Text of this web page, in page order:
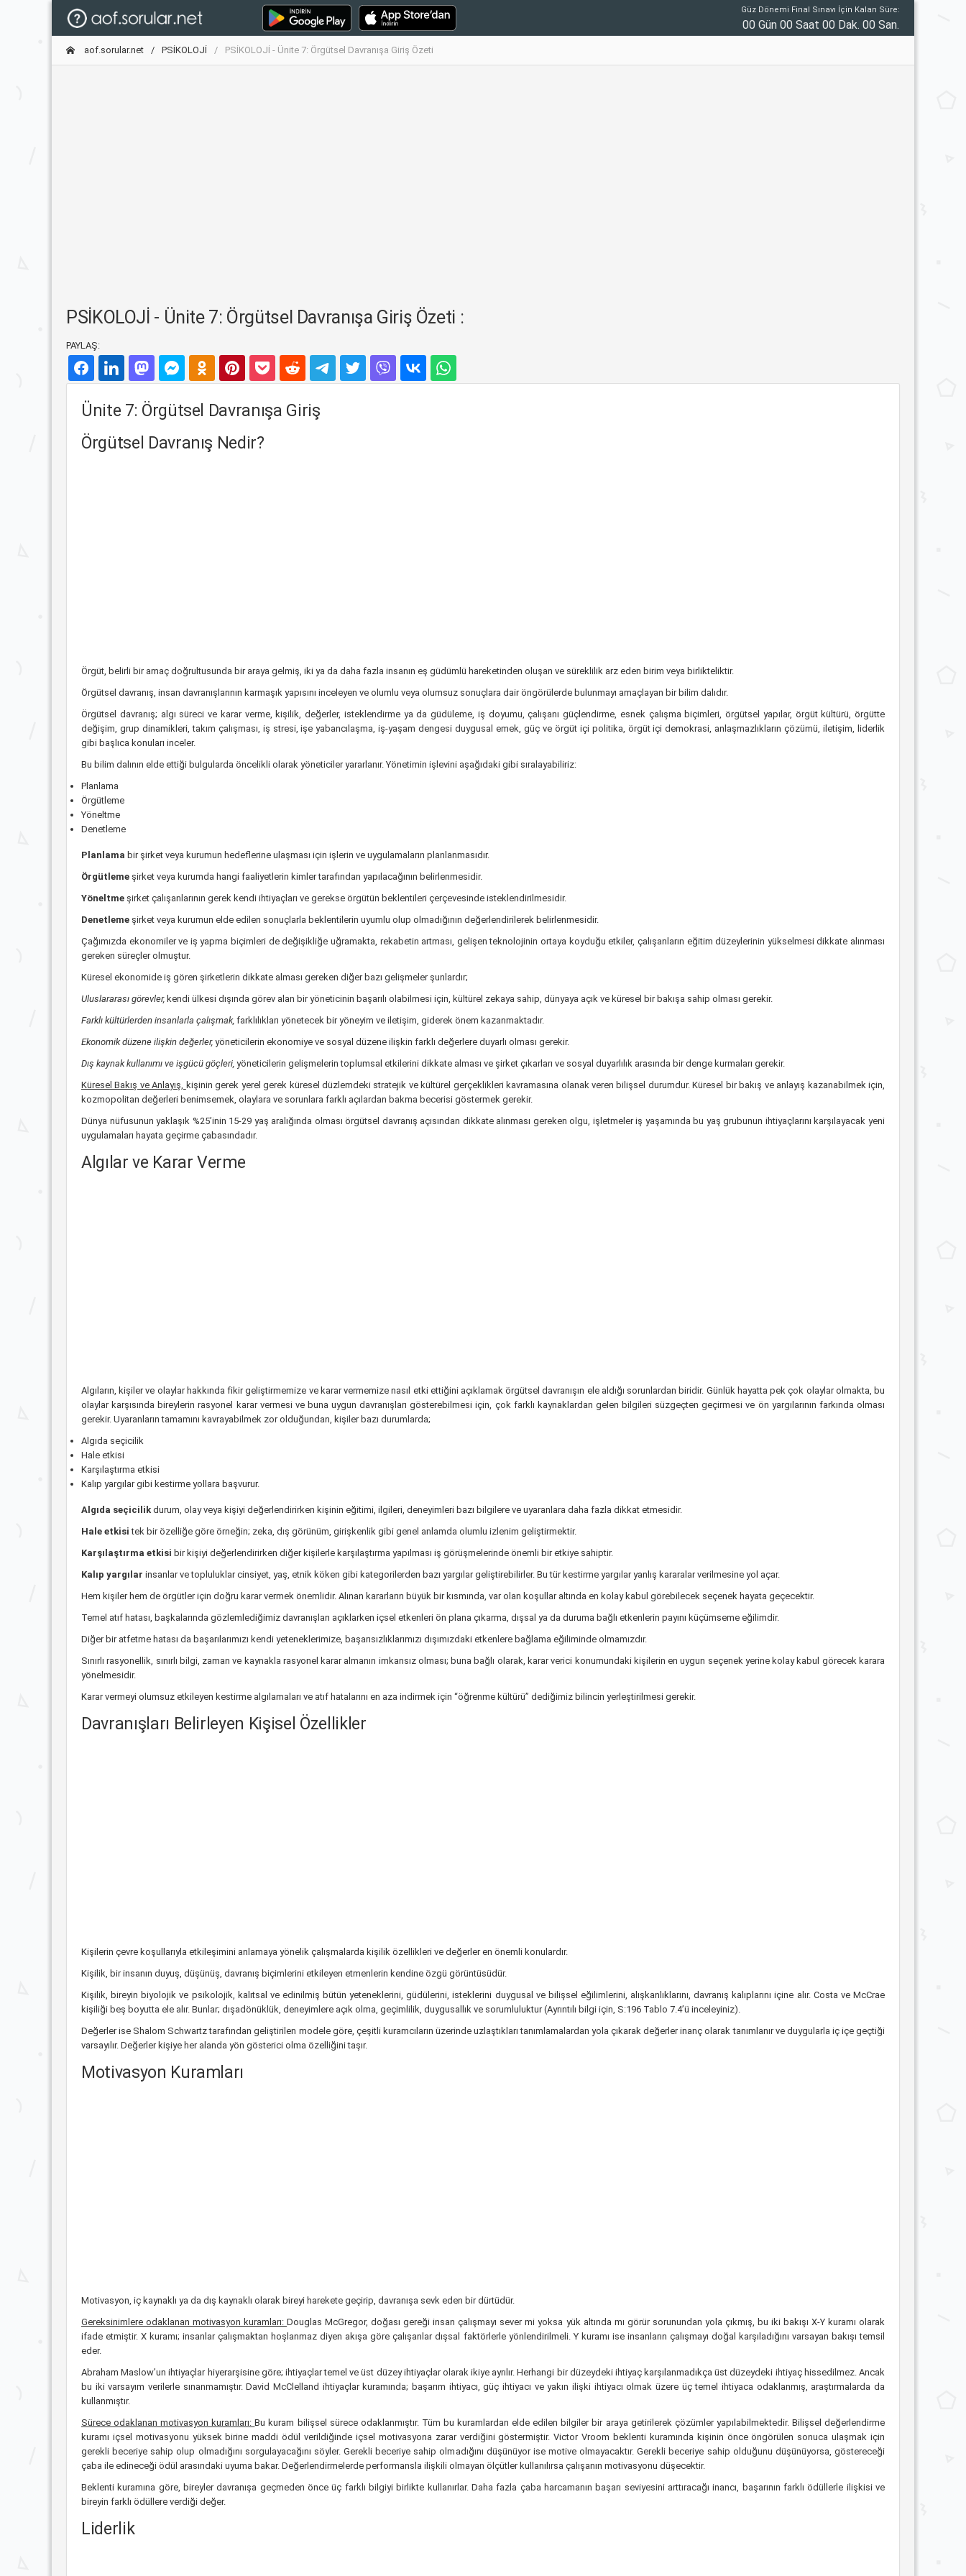
Güz Dönemi Final Sınavı İçin Kalan Süre:
00 Gün 00 Saat 00 Dak. 00 San.
aof.sorular.net PSİKOLOJİ PSİKOLOJİ - Ünite 7: Örgütsel Davranışa Giriş Özeti
PSİKOLOJİ - Ünite 7: Örgütsel Davranışa Giriş Özeti :
PAYLAŞ:
Ünite 7: Örgütsel Davranışa Giriş
Örgütsel Davranış Nedir?
Örgüt, belirli bir amaç doğrultusunda bir araya gelmiş, iki ya da daha fazla insanın eş güdümlü hareketinden oluşan ve süreklilik arz eden birim veya birlikteliktir.
Örgütsel davranış, insan davranışlarının karmaşık yapısını inceleyen ve olumlu veya olumsuz sonuçlara dair öngörülerde bulunmayı amaçlayan bir bilim dalıdır.
Örgütsel davranış; algı süreci ve karar verme, kişilik, değerler, isteklendirme ya da güdüleme, iş doyumu, çalışanı güçlendirme, esnek çalışma biçimleri, örgütsel yapılar, örgüt kültürü, örgütte
değişim, grup dinamikleri, takım çalışması, iş stresi, işe yabancılaşma, iş-yaşam dengesi duygusal emek, güç ve örgüt içi politika, örgüt içi demokrasi, anlaşmazlıkların çözümü, iletişim, liderlik
gibi başlıca konuları inceler.
Bu bilim dalının elde ettiği bulgularda öncelikli olarak yöneticiler yararlanır. Yönetimin işlevini aşağıdaki gibi sıralayabiliriz:
Planlama
Örgütleme
Yöneltme
Denetleme
Planlama bir şirket veya kurumun hedeflerine ulaşması için işlerin ve uygulamaların planlanmasıdır.
Örgütleme şirket veya kurumda hangi faaliyetlerin kimler tarafından yapılacağının belirlenmesidir.
Yöneltme şirket çalışanlarının gerek kendi ihtiyaçları ve gerekse örgütün beklentileri çerçevesinde isteklendirilmesidir.
Denetleme şirket veya kurumun elde edilen sonuçlarla beklentilerin uyumlu olup olmadığının değerlendirilerek belirlenmesidir.
Çağımızda ekonomiler ve iş yapma biçimleri de değişikliğe uğramakta, rekabetin artması, gelişen teknolojinin ortaya koyduğu etkiler, çalışanların eğitim düzeylerinin yükselmesi dikkate alınması
gereken süreçler olmuştur.
Küresel ekonomide iş gören şirketlerin dikkate alması gereken diğer bazı gelişmeler şunlardır;
Uluslararası görevler, kendi ülkesi dışında görev alan bir yöneticinin başarılı olabilmesi için, kültürel zekaya sahip, dünyaya açık ve küresel bir bakışa sahip olması gerekir.
Farklı kültürlerden insanlarla çalışmak, farklılıkları yönetecek bir yöneyim ve iletişim, giderek önem kazanmaktadır.
Ekonomik düzene ilişkin değerler, yöneticilerin ekonomiye ve sosyal düzene ilişkin farklı değerlere duyarlı olması gerekir.
Dış kaynak kullanımı ve işgücü göçleri, yöneticilerin gelişmelerin toplumsal etkilerini dikkate alması ve şirket çıkarları ve sosyal duyarlılık arasında bir denge kurmaları gerekir.
Küresel Bakış ve Anlayış, kişinin gerek yerel gerek küresel düzlemdeki stratejik ve kültürel gerçeklikleri kavramasına olanak veren bilişsel durumdur. Küresel bir bakış ve anlayış kazanabilmek için,
kozmopolitan değerleri benimsemek, olaylara ve sorunlara farklı açılardan bakma becerisi göstermek gerekir.
Dünya nüfusunun yaklaşık %25’inin 15-29 yaş aralığında olması örgütsel davranış açısından dikkate alınması gereken olgu, işletmeler iş yaşamında bu yaş grubunun ihtiyaçlarını karşılayacak yeni
uygulamaları hayata geçirme çabasındadır.
Algılar ve Karar Verme
Algıların, kişiler ve olaylar hakkında fikir geliştirmemize ve karar vermemize nasıl etki ettiğini açıklamak örgütsel davranışın ele aldığı sorunlardan biridir. Günlük hayatta pek çok olaylar olmakta, bu
olaylar karşısında bireylerin rasyonel karar vermesi ve buna uygun davranışları gösterebilmesi için, çok farklı kaynaklardan gelen bilgileri süzgeçten geçirmesi ve ön yargılarının farkında olması
gerekir. Uyaranların tamamını kavrayabilmek zor olduğundan, kişiler bazı durumlarda;
Algıda seçicilik
Hale etkisi
Karşılaştırma etkisi
Kalıp yargılar gibi kestirme yollara başvurur.
Algıda seçicilik durum, olay veya kişiyi değerlendirirken kişinin eğitimi, ilgileri, deneyimleri bazı bilgilere ve uyaranlara daha fazla dikkat etmesidir.
Hale etkisitek bir özelliğe göre örneğin; zeka, dış görünüm, girişkenlik gibi genel anlamda olumlu izlenim geliştirmektir.
Karşılaştırma etkisi bir kişiyi değerlendirirken diğer kişilerle karşılaştırma yapılması iş görüşmelerinde önemli bir etkiye sahiptir.
Kalıp yargılar insanlar ve topluluklar cinsiyet, yaş, etnik köken gibi kategorilerden bazı yargılar geliştirebilirler. Bu tür kestirme yargılar yanlış kararalar verilmesine yol açar.
Hem kişiler hem de örgütler için doğru karar vermek önemlidir. Alınan kararların büyük bir kısmında, var olan koşullar altında en kolay kabul görebilecek seçenek hayata geçecektir.
Temel atıf hatası, başkalarında gözlemlediğimiz davranışları açıklarken içsel etkenleri ön plana çıkarma, dışsal ya da duruma bağlı etkenlerin payını küçümseme eğilimdir.
Diğer bir atfetme hatası da başarılarımızı kendi yeteneklerimize, başarısızlıklarımızı dışımızdaki etkenlere bağlama eğiliminde olmamızdır.
Sınırlı rasyonellik, sınırlı bilgi, zaman ve kaynakla rasyonel karar almanın imkansız olması; buna bağlı olarak, karar verici konumundaki kişilerin en uygun seçenek yerine kolay kabul görecek karara
yönelmesidir.
Karar vermeyi olumsuz etkileyen kestirme algılamaları ve atıf hatalarını en aza indirmek için “öğrenme kültürü” dediğimiz bilincin yerleştirilmesi gerekir.
Davranışları Belirleyen Kişisel Özellikler
Kişilerin çevre koşullarıyla etkileşimini anlamaya yönelik çalışmalarda kişilik özellikleri ve değerler en önemli konulardır.
Kişilik, bir insanın duyuş, düşünüş, davranış biçimlerini etkileyen etmenlerin kendine özgü görüntüsüdür.
Kişilik, bireyin biyolojik ve psikolojik, kalıtsal ve edinilmiş bütün yeteneklerini, güdülerini, isteklerini duygusal ve bilişsel eğilimlerini, alışkanlıklarını, davranış kalıplarını içine alır. Costa ve McCrae
kişiliği beş boyutta ele alır. Bunlar; dışadönüklük, deneyimlere açık olma, geçimlilik, duygusallık ve sorumluluktur (Ayrıntılı bilgi için, S:196 Tablo 7.4’ü inceleyiniz).
Değerler ise Shalom Schwartz tarafından geliştirilen modele göre, çeşitli kuramcıların üzerinde uzlaştıkları tanımlamalardan yola çıkarak değerler inanç olarak tanımlanır ve duygularla iç içe geçtiği
varsayılır. Değerler kişiye her alanda yön gösterici olma özelliğini taşır.
Motivasyon Kuramları
Motivasyon, iç kaynaklı ya da dış kaynaklı olarak bireyi harekete geçirip, davranışa sevk eden bir dürtüdür.
Gereksinimlere odaklanan motivasyon kuramları:Douglas McGregor, doğası gereği insan çalışmayı sever mi yoksa yük altında mı görür sorunundan yola çıkmış, bu iki bakışı X-Y kuramı olarak
ifade etmiştir. X kuramı; insanlar çalışmaktan hoşlanmaz diyen akışa göre çalışanlar dışsal faktörlerle yönlendirilmeli. Y kuramı ise insanların çalışmayı doğal karşıladığını varsayan bakışı temsil
eder.
Abraham Maslow’un ihtiyaçlar hiyerarşisine göre; ihtiyaçlar temel ve üst düzey ihtiyaçlar olarak ikiye ayrılır. Herhangi bir düzeydeki ihtiyaç karşılanmadıkça üst düzeydeki ihtiyaç hissedilmez. Ancak
bu iki varsayım verilerle sınanmamıştır. David McClelland ihtiyaçlar kuramında; başarım ihtiyacı, güç ihtiyacı ve yakın ilişki ihtiyacı olmak üzere üç temel ihtiyaca odaklanmış, araştırmalarda da
kullanmıştır.
Sürece odaklanan motivasyon kuramları:Bu kuram bilişsel sürece odaklanmıştır. Tüm bu kuramlardan elde edilen bilgiler bir araya getirilerek çözümler yapılabilmektedir. Bilişsel değerlendirme
kuramı içsel motivasyonu yüksek birine maddi ödül verildiğinde içsel motivasyona zarar verdiğini göstermiştir. Victor Vroom beklenti kuramında kişinin önce öngörülen sonuca ulaşmak için
gerekli beceriye sahip olup olmadığını sorgulayacağını söyler. Gerekli beceriye sahip olmadığını düşünüyor ise motive olmayacaktır. Gerekli beceriye sahip olduğunu düşünüyorsa, göstereceği
çaba ile edineceği ödül arasındaki uyuma bakar. Değerlendirmelerde performansla ilişkili olmayan ölçütler kullanılırsa çalışanın motivasyonu düşecektir.
Beklenti kuramına göre, bireyler davranışa geçmeden önce üç farklı bilgiyi birlikte kullanırlar. Daha fazla çaba harcamanın başarı seviyesini arttıracağı inancı, başarının farklı ödüllerle ilişkisi ve
bireyin farklı ödüllere verdiği değer.
Liderlik